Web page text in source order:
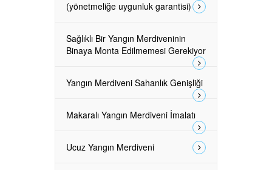
(yönetmeliğe uygunluk garantisi)
Sağlıklı Bir Yangın Merdiveninin
Binaya Monta Edilmemesi Gerekiyor
Yangın Merdiveni Sahanlık Genişliği
Makaralı Yangın Merdiveni İmalatı
Ucuz Yangın Merdiveni